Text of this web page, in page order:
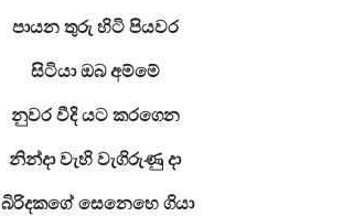
පායන තුරු හිටි පියවර
සිටියා ඔබ අම්මේ
නුවර වීදි යට කරගෙන
නින්දා වැහි වැගිරුණු දා
බිරිදකගේ සෙනෙහෙ ගියා